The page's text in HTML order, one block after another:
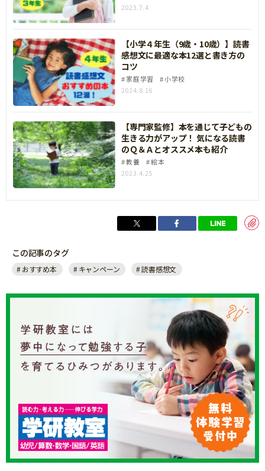
イル容量は1枚あたり5MB未満で保存してくださ
い。
《購買証明に関する注意点》
購買証明の情報が正しく認識できない場合、応募
は無効となります。必ず下記の撮り方をご確認の
上、ご応募ください。
下記の有効な購入証明を、机などに置き、まっす
ぐ撮影してください。
・以下の情報が印字された購入証明が有効です。
①購入店舗名
②購入日時
★ISBNコードとは、978から始まる13桁、もしく
は4から始まる10桁の数字のコードです。（固有の
ニークなコードです。）
※購買証明が複数枚ある場合は、1枚の写真におさ
めてください。すべての購買証明の内容がはっき
り見えるように撮影してください。
※複数枚の購買証明を合算して1口として応募され
る場合、すべての購買証明の購入日がキャンペー
ン期間内であれば、異なる購入日時、店舗の組み
合わせでも結構です。
※写真は5MB未満になるようにしてください。
※応募条件を満たした購買証明の画像1枚、もしく
は合算すれば同条件を満たす複数枚1組の購買証明
を1口としてご応募いただけます。
2023.7.4
【小学４年生（9歳・10歳）】読書
感想文に最適な本12選と書き方の
コツ
家庭学習
小学校
2024.8.16
【専門家監修】本を通じて子どもの
生きる力がアップ！ 気になる読書
のＱ＆Ａとオススメ本も紹介
教養
絵本
2023.4.25
この記事のタグ
おすすめ本 キャンペーン 読書感想文